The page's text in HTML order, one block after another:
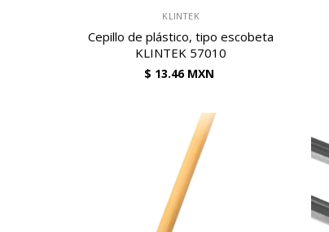
KLINTEK
Cepillo de plástico, tipo escobeta
KLINTEK 57010
$ 13.46 MXN